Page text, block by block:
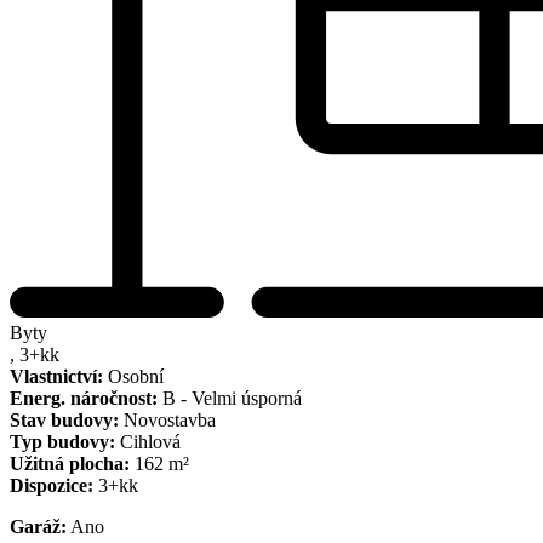
Byty
, 3+kk
Vlastnictví: Osobní
Energ. náročnost: B - Velmi úsporná
Stav budovy: Novostavba
Typ budovy: Cihlová
Užitná plocha: 162 m²
Dispozice: 3+kk
Garáž: Ano